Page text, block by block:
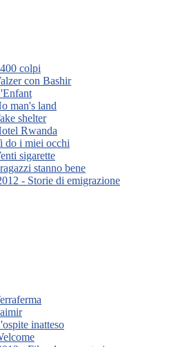
colpi
con Bashir
man's land
shelter
Rwanda
do i miei occhi
sigarette
stanno bene
- Storie di emigrazione
inatteso